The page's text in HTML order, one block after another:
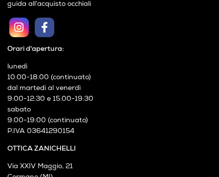
OTTICA ZANICHELLI
Via XXIV Maggio, 21
Orari d'apertura:
lunedì
10:00-18:00 (continuato)
dal martedì al venerdì
9:00-12:30 e 15:00-19:30
sabato
9:00-19:00 (continuato)
P.IVA 03641290154
guida all’acquisto occhiali